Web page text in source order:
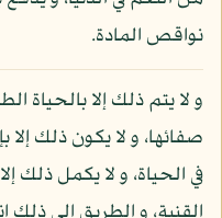
نواقص المادة.
و لا يتم ذلك إلا بالحياة
صفائها، و لا يكون ذلك
في الحياة، و لا يكمل ذلك